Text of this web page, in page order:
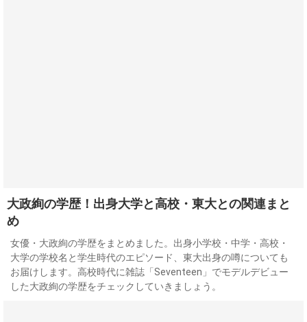
大政絢の学歴！出身大学と高校・東大との関連まと
め
女優・大政絢の学歴をまとめました。出身小学校・中学・高校・
大学の学校名と学生時代のエピソード、東大出身の噂についても
お届けします。高校時代に雑誌「Seventeen」でモデルデビュー
した大政絢の学歴をチェックしていきましょう。